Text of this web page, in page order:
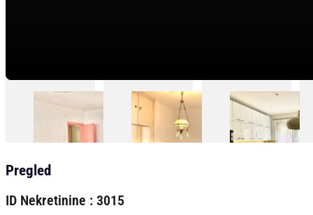
Pregled
ID Nekretinine : 3015